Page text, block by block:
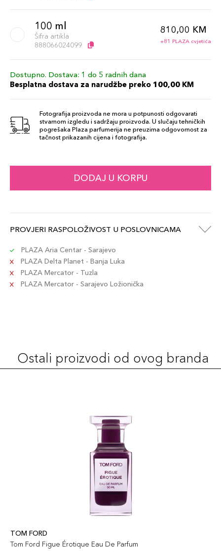
100 ml
Šifra artikla
888066024099
810,00 KM
+81 PLAZA cvjetića
Dostupno. Dostava: 1 do 5 radnih dana
Besplatna dostava za narudžbe preko 100,00 KM
Fotografija proizvoda ne mora u potpunosti odgovarati
stvarnom izgledu i sadržaju proizvoda. U slučaju tehničkih
pogrešaka Plaza parfumerija ne preuzima odgovornost za
tačnost prikazanih cijena i fotografija.
DODAJ U KORPU
PROVJERI RASPOLOŽIVOST U POSLOVNICAMA
PLAZA Aria Centar - Sarajevo
PLAZA Delta Planet - Banja Luka
PLAZA Mercator - Tuzla
PLAZA Mercator - Sarajevo Ložionička
Ostali proizvodi od ovog branda
TOM FORD
Tom Ford Figue Érotique Eau De Parfum